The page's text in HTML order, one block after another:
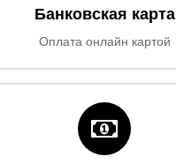
Банковская карта
Оплата онлайн картой